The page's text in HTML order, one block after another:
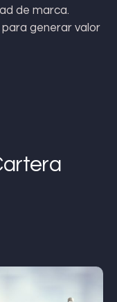
de marca.
generar valor